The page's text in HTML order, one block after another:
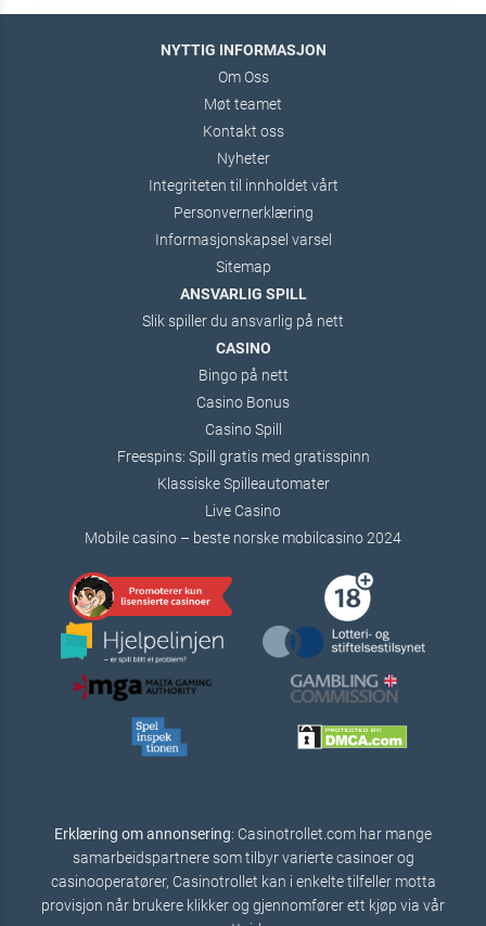
NYTTIG INFORMASJON
Om Oss
Møt teamet
Kontakt oss
Nyheter
Integriteten til innholdet vårt
Personvernerklæring
Informasjonskapsel varsel
Sitemap
ANSVARLIG SPILL
Slik spiller du ansvarlig på nett
CASINO
Bingo på nett
Casino Bonus
Casino Spill
Freespins: Spill gratis med gratisspinn
Klassiske Spilleautomater
Live Casino
Mobile casino – beste norske mobilcasino 2024
Erklæring om annonsering: Casinotrollet.com har mange
samarbeidspartnere som tilbyr varierte casinoer og
casinooperatører, Casinotrollet kan i enkelte tilfeller motta
provisjon når brukere klikker og gjennomfører ett kjøp via vår